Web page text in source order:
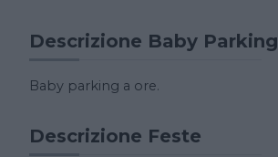
Descrizione Baby Parking
Baby parking a ore.
Descrizione Feste